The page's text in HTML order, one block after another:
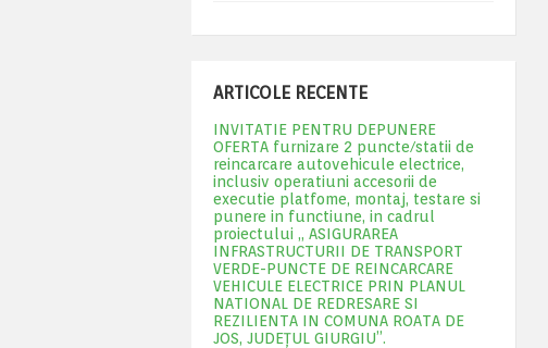
ARTICOLE RECENTE
INVITATIE PENTRU DEPUNERE
OFERTA furnizare 2 puncte/statii de
reincarcare autovehicule electrice,
inclusiv operatiuni accesorii de
executie platfome, montaj, testare si
punere in functiune, in cadrul
proiectului „ ASIGURAREA
INFRASTRUCTURII DE TRANSPORT
VERDE-PUNCTE DE REINCARCARE
VEHICULE ELECTRICE PRIN PLANUL
NATIONAL DE REDRESARE SI
REZILIENTA IN COMUNA ROATA DE
JOS, JUDEŢUL GIURGIU”.